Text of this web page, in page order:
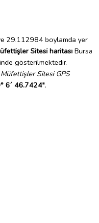
29.112984 boylamda yer
Sitesi haritası Bursa
gösterilmektedir.
Müfettişler Sitesi GPS
6´ 46.7424".